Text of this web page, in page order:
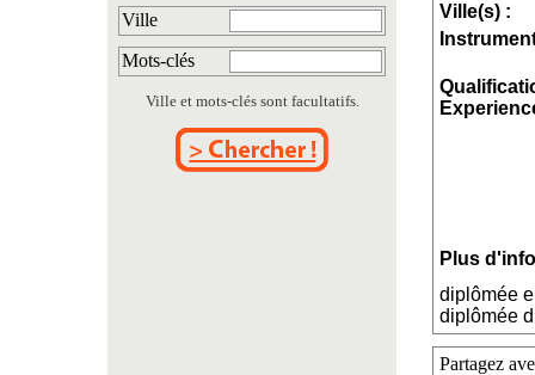
Ville
Mots-clés
Ville et mots-clés sont facultatifs.
Ville(s) :
Plus
diplômée
diplômée
Partagez